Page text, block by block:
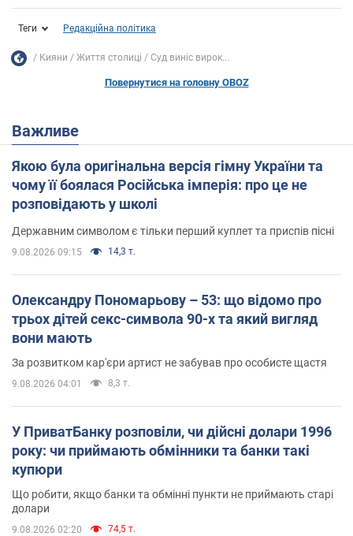
Теги Редакційна політика
Кияни Життя столиці Суд виніс вирок...
Повернутися на головну OBOZ
Важливе
Якою була оригінальна версія гімну України та
чому її боялася Російська імперія: про це не
розповідають у школі
Державним символом є тільки перший куплет та приспів пісні
9.08.2026 09:15 14,3 т.
Олександру Пономарьову – 53: що відомо про
трьох дітей секс-символа 90-х та який вигляд
вони мають
За розвитком кар'єри артист не забував про особисте щастя
9.08.2026 04:01 8,3 т.
У ПриватБанку розповіли, чи дійсні долари 1996
року: чи приймають обмінники та банки такі
купюри
Що робити, якщо банки та обмінні пункти не приймають старі
долари
9.08.2026 02:20 74,5 т.